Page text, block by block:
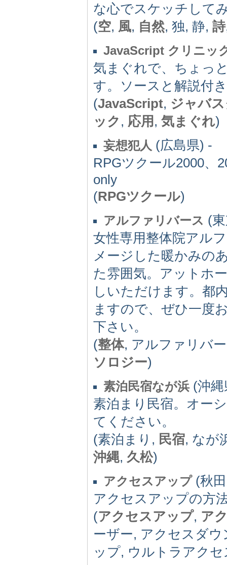
な心でスケッチして
(空, 風, 自然, 独, 静, 詩
JavaScript クリニッ
気まぐれで、ちょっ
す。ソースと解説付
(JavaScript, ジャバ
ック , 応用 , 気まぐれ)
妄想犯人 (広島県) -
RPGツクール2000、
only
(RPGツクール)
アルファリバース (
女性専用整体院アル
メージした暖かみの
た雰囲気。アットホ
しいただけます。都
ますので、ぜひ一度
下さい。
(整体, アルファリバ
ソロジー)
素泊民宿なが浜 (沖
素泊まり民宿。オー
てください。
(素泊まり, 民宿, なが
沖縄, 久松)
アクセスアップ(秋
アクセスアップの方
(アクセスアップ, ア
ーザー, アクセスダ
ップ, ウルトラアク